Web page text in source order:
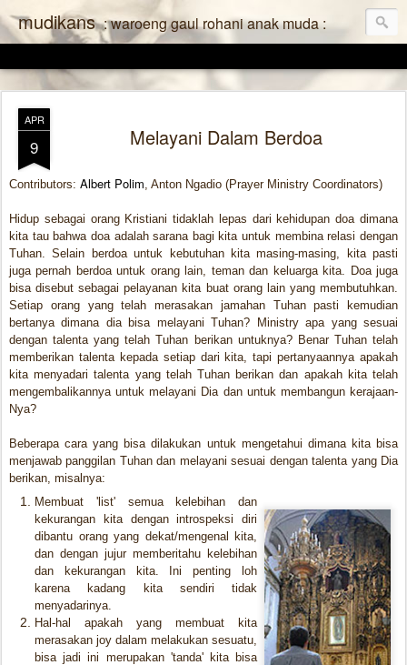
mudikans : waroeng gaul rohani anak muda :
APR
9 Melayani Dalam Berdoa
Contributors: Albert Polim, Anton Ngadio (Prayer Ministry Coordinators)
Hidup sebagai orang Kristiani tidaklah lepas dari kehidupan doa dimana
kita tau bahwa doa adalah sarana bagi kita untuk membina relasi dengan
Tuhan. Selain berdoa untuk kebutuhan kita masing-masing, kita pasti
juga pernah berdoa untuk orang lain, teman dan keluarga kita. Doa juga
bisa disebut sebagai pelayanan kita buat orang lain yang membutuhkan.
Setiap orang yang telah merasakan jamahan Tuhan pasti kemudian
bertanya dimana dia bisa melayani Tuhan? Ministry apa yang sesuai
dengan talenta yang telah Tuhan berikan untuknya? Benar Tuhan telah
memberikan talenta kepada setiap dari kita, tapi pertanyaannya apakah
kita menyadari talenta yang telah Tuhan berikan dan apakah kita telah
mengembalikannya untuk melayani Dia dan untuk membangun kerajaan-
Nya?
Beberapa cara yang bisa dilakukan untuk mengetahui dimana kita bisa
menjawab panggilan Tuhan dan melayani sesuai dengan talenta yang Dia
berikan, misalnya:
Membuat 'list' semua kelebihan dan
kekurangan kita dengan introspeksi diri
dibantu orang yang dekat/mengenal kita,
dan dengan jujur memberitahu kelebihan
dan kekurangan kita. Ini penting loh
karena kadang kita sendiri tidak
menyadarinya.
Hal-hal apakah yang membuat kita
merasakan joy dalam melakukan sesuatu,
bisa jadi ini merupakan 'tanda' kita bisa